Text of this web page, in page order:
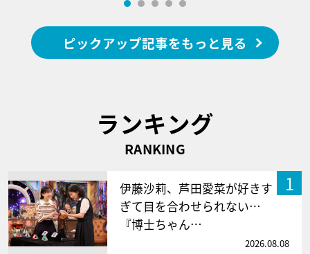
ピックアップ記事をもっと見る
ランキング
RANKING
1
伊藤沙莉、芦田愛菜が好きす
ぎて目を合わせられない…
『博士ちゃん…
2026.08.08